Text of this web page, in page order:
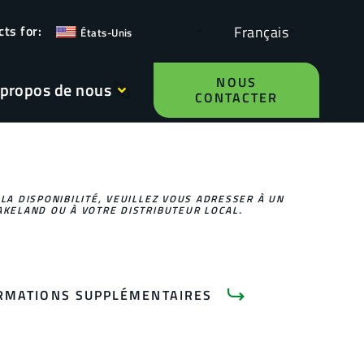
États-Unis Français
de nous NOUS
CONTACTER
DISPONIBILITÉ, VEUILLEZ VOUS ADRESSER À UN
OU À VOTRE DISTRIBUTEUR LOCAL.
SUPPLÉMENTAIRES